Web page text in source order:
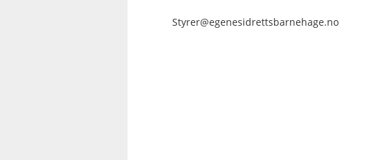
Styrer@egenesidrettsbarnehage.no